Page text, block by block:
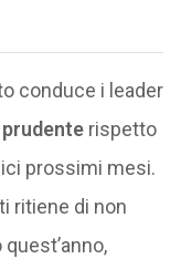
conduce i leader
rispetto
prossimi mesi.
ritiene di non